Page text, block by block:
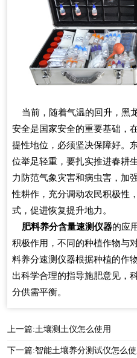
当前，随着气温的回升，黑
安全是国家安全的重要基础，
提性地位，必须坚决保障好。
位举足轻重，要扎实推进春耕
力防范气象灾害和病虫害，加
性耕作，充分调动农民积极性
式，促进恢复提升地力。
肥料养分含量速测仪器的应
积极作用，不同的种植作物与
料养分速测仪器根据种植的作
出科学合理的指导施肥意见，
分供需平衡。
上一篇:土壤测土仪怎么使用
下一篇:智能土壤养分测试仪怎么使